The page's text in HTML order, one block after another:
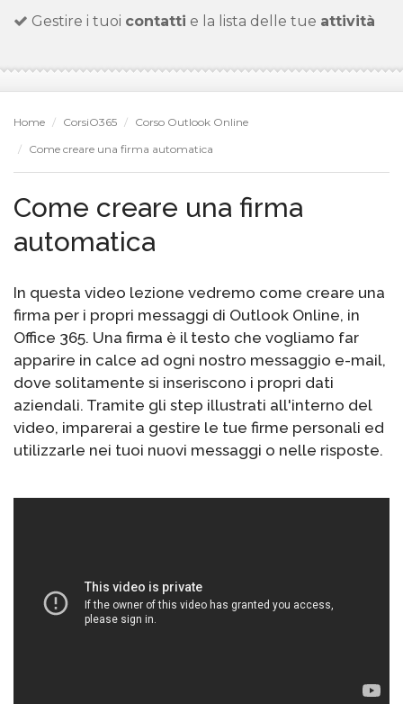
Gestire i tuoi contatti e la lista delle tue attività
Home CorsiO365
Corso Outlook Online
Come creare una firma automatica
Come creare una firma
automatica
In questa video lezione vedremo come creare una
firma per i propri messaggi di Outlook Online, in
Office 365. Una firma è il testo che vogliamo far
apparire in calce ad ogni nostro messaggio e-mail,
dove solitamente si inseriscono i propri dati
aziendali. Tramite gli step illustrati all'interno del
video, imparerai a gestire le tue firme personali ed
utilizzarle nei tuoi nuovi messaggi o nelle risposte.